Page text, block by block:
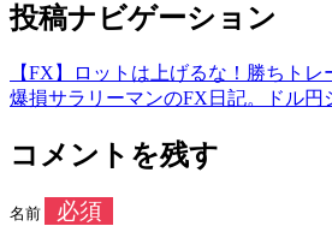
投稿ナビゲーション
【FX】ロットは上げるな！勝ちト
爆損サラリーマンのFX日記。ドル円
コメントを残す
名前 必須